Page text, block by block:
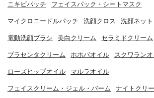
ニキビパッチ フェイスパック・シートマスク
マイクロニードルパッチ 洗顔クロス 洗顔ネット
電動洗顔ブラシ 美白クリーム セラミドクリーム
プラセンタクリーム ホホバオイル スクワラン
ローズヒップオイル マルラオイル
フェイスクリーム・ジェル・バーム ナイトクリ